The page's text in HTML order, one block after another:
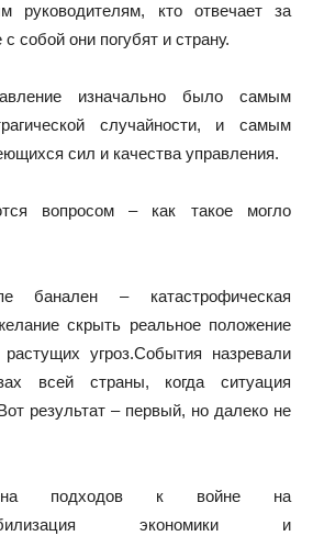
руководителям, кто отвечает за
собой они погубят и страну.
изначально было самым
случайности, и самым
сил и качества управления.
вопросом – как такое могло
банален – катастрофическая
скрыть реальное положение
растущих угроз.События назревали
всей страны, когда ситуация
результат – первый, но далеко не
подходов к войне на
экономики и